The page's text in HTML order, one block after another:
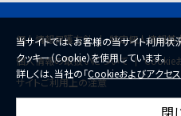
個人情報保護方針
特定個人情報基
個人情報の取扱いについて
Cookie
サイトご利用上の注意
当サイトでは、お客様の当サイト利用状
クッキー（Cookie）を使用しています。
詳しくは、当社の「Cookieおよびアクセ
閉